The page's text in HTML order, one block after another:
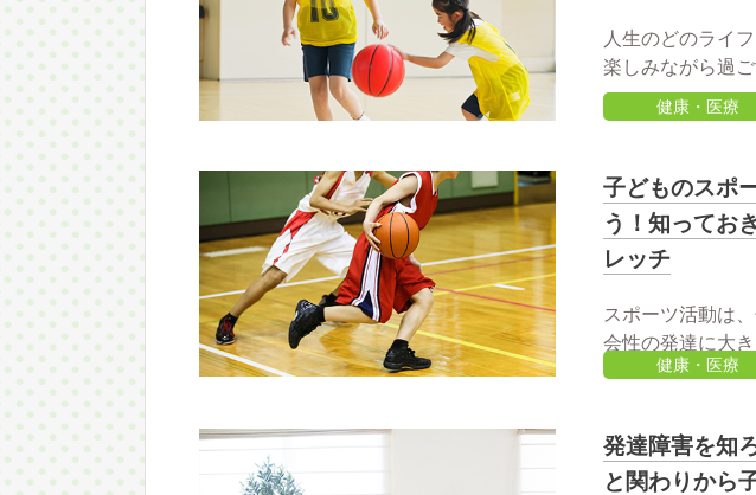
人生のどのライ
楽しみながら過
健康・医療
子どものスポ
う！知ってお
レッチ
スポーツ活動は
会性の発達に大
健康・医療
発達障害を知
と関わりから